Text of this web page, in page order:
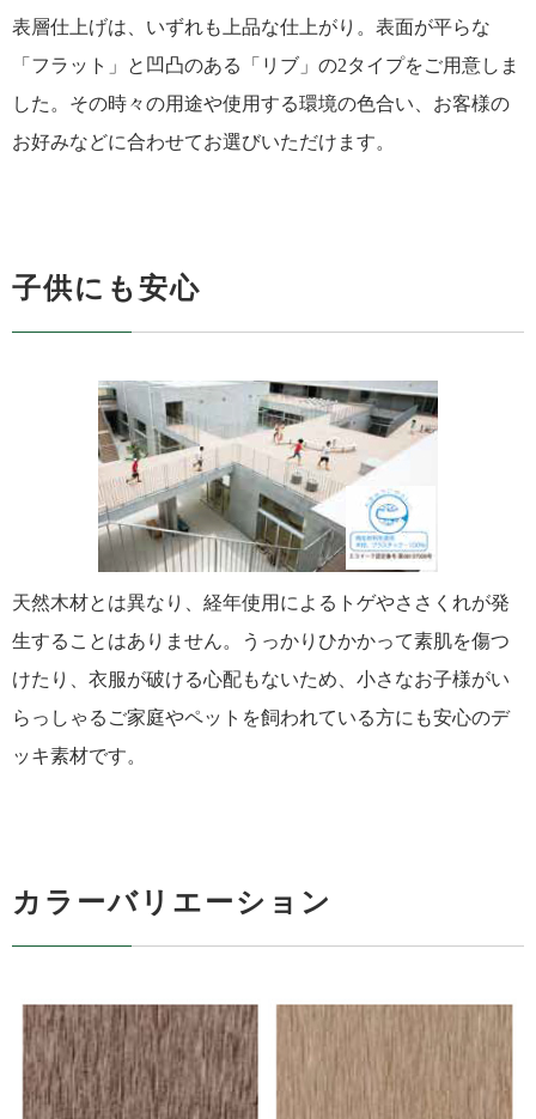
表層仕上げは、いずれも上品な仕上がり。表面が平らな
「フラット」と凹凸のある「リブ」の2タイプをご用意しま
した。その時々の用途や使用する環境の色合い、お客様の
お好みなどに合わせてお選びいただけます。
子供にも安心
天然木材とは異なり、経年使用によるトゲやささくれが発
生することはありません。うっかりひかかって素肌を傷つ
けたり、衣服が破ける心配もないため、小さなお子様がい
らっしゃるご家庭やペットを飼われている方にも安心のデ
ッキ素材です。
カラーバリエーション